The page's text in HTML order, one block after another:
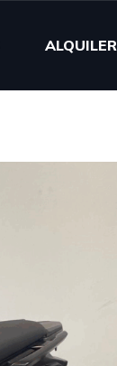
ALQUILER